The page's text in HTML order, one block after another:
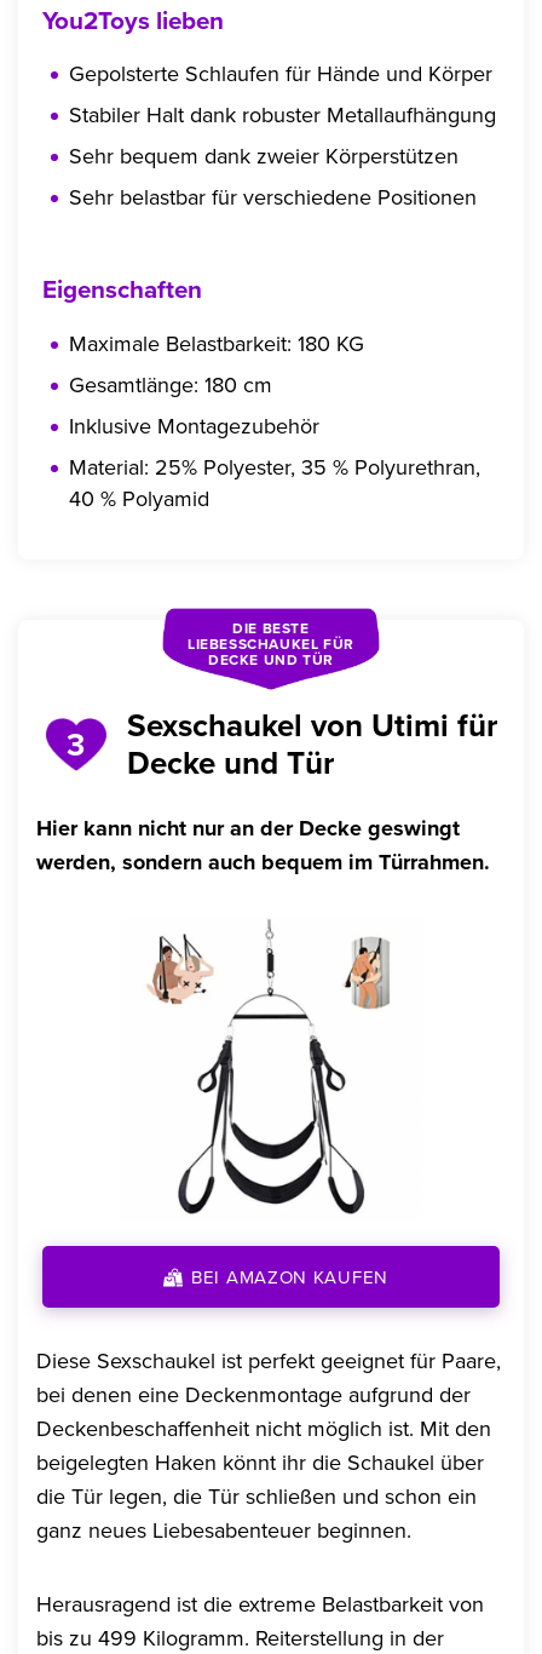
You2Toys lieben
Gepolsterte Schlaufen für Hände und Körper
Stabiler Halt dank robuster Metallaufhängung
Sehr bequem dank zweier Körperstützen
Sehr belastbar für verschiedene Positionen
Eigenschaften
Maximale Belastbarkeit: 180 KG
Gesamtlänge: 180 cm
Inklusive Montagezubehör
Material: 25% Polyester, 35 % Polyurethran,
40 % Polyamid
3
Sexschaukel von Utimi für
Decke und Tür
DIE BESTE
LIEBESSCHAUKEL FÜR
DECKE UND TÜR
Hier kann nicht nur an der Decke geswingt
werden, sondern auch bequem im Türrahmen.
BEI AMAZON KAUFEN
Diese Sexschaukel ist perfekt geeignet für Paare,
bei denen eine Deckenmontage aufgrund der
Deckenbeschaffenheit nicht möglich ist. Mit den
beigelegten Haken könnt ihr die Schaukel über
die Tür legen, die Tür schließen und schon ein
ganz neues Liebesabenteuer beginnen.
Herausragend ist die extreme Belastbarkeit von
bis zu 499 Kilogramm. Reiterstellung in der